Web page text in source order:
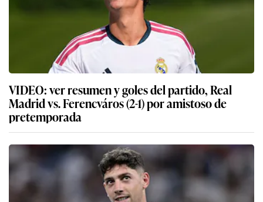
VIDEO: ver resumen y goles del partido, Real
Madrid vs. Ferencváros (2-1) por amistoso de
pretemporada